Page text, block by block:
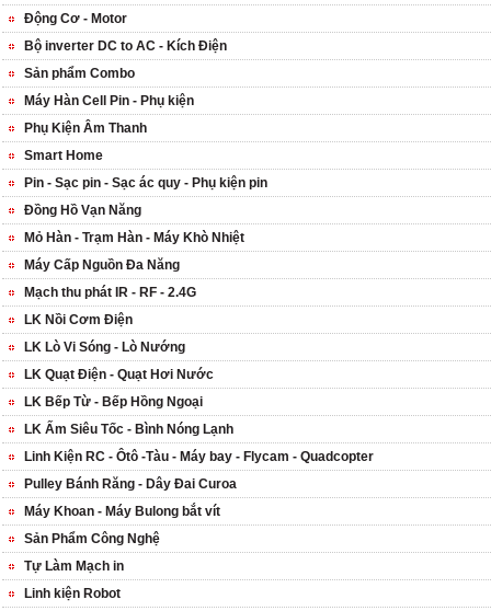
Động Cơ - Motor
Bộ inverter DC to AC - Kích Điện
Sản phẩm Combo
Máy Hàn Cell Pin - Phụ kiện
Phụ Kiện Âm Thanh
Smart Home
Pin - Sạc pin - Sạc ác quy - Phụ kiện pin
Đồng Hồ Vạn Năng
Mỏ Hàn - Trạm Hàn - Máy Khò Nhiệt
Máy Cấp Nguồn Đa Năng
Mạch thu phát IR - RF - 2.4G
LK Nồi Cơm Điện
LK Lò Vi Sóng - Lò Nướng
LK Quạt Điện - Quạt Hơi Nước
LK Bếp Từ - Bếp Hồng Ngoại
LK Ấm Siêu Tốc - Bình Nóng Lạnh
Linh Kiện RC - Ôtô -Tàu - Máy bay - Flycam - Quadcopter
Pulley Bánh Răng - Dây Đai Curoa
Máy Khoan - Máy Bulong bắt vít
Sản Phẩm Công Nghệ
Tự Làm Mạch in
Linh kiện Robot